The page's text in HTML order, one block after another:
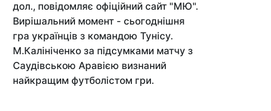
дол., повідомляє офіційний сайт "МЮ".
Вирішальний момент - сьогоднішня
гра українців з командою Тунісу.
М.Калініченко за підсумками матчу з
Саудівською Аравією визнаний
найкращим футболістом гри.